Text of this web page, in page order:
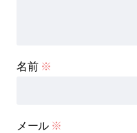
名前 ※
メール ※